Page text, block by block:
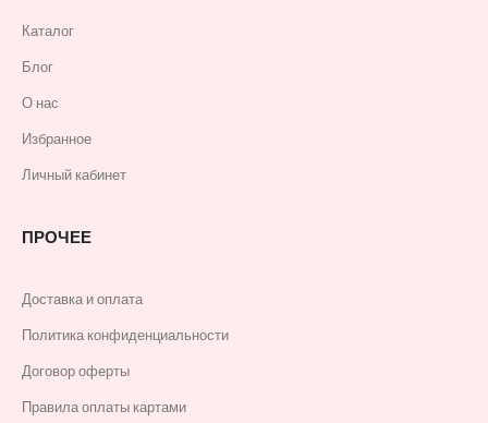
Каталог
Блог
О нас
Избранное
Личный кабинет
ПРОЧЕЕ
Доставка и оплата
Политика конфиденциальности
Договор оферты
Правила оплаты картами